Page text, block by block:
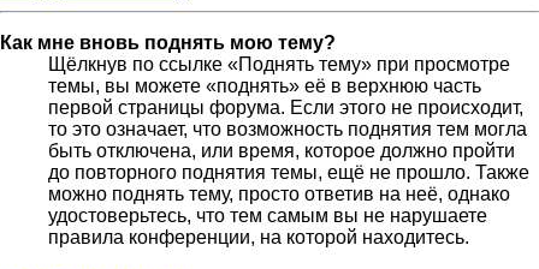
Как мне вновь поднять мою тему?
Щёлкнув по ссылке «Поднять тему» при просмотре
темы, вы можете «поднять» её в верхнюю часть
первой страницы форума. Если этого не происходит,
то это означает, что возможность поднятия тем могла
быть отключена, или время, которое должно пройти
до повторного поднятия темы, ещё не прошло. Также
можно поднять тему, просто ответив на неё, однако
удостоверьтесь, что тем самым вы не нарушаете
правила конференции, на которой находитесь.